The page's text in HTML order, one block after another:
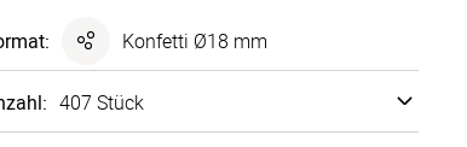
: Konfetti Ø18 mm
407 Stück